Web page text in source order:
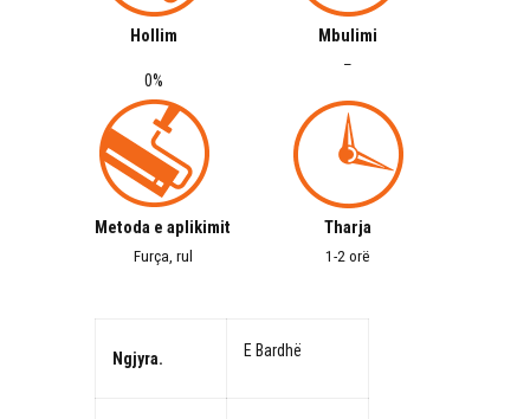
Hollim
0%
Mbulimi
–
Metoda e aplikimit
Furça, rul
Tharja
1-2 orë
Ngjyra. E Bardhë